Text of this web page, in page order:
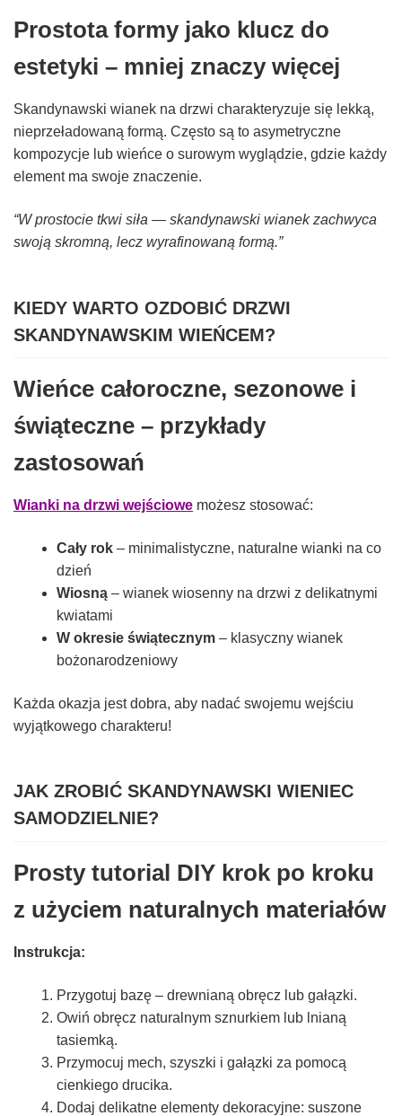
Prostota formy jako klucz do
estetyki – mniej znaczy więcej
Skandynawski wianek na drzwi charakteryzuje się lekką,
nieprzeładowaną formą. Często są to asymetryczne
kompozycje lub wieńce o surowym wyglądzie, gdzie każdy
element ma swoje znaczenie.
“W prostocie tkwi siła — skandynawski wianek zachwyca
swoją skromną, lecz wyrafinowaną formą.”
KIEDY WARTO OZDOBIĆ DRZWI
SKANDYNAWSKIM WIEŃCEM?
Wieńce całoroczne, sezonowe i
świąteczne – przykłady
zastosowań
Wianki na drzwi wejściowe możesz stosować:
Cały rok – minimalistyczne, naturalne wianki na co
dzień
Wiosną – wianek wiosenny na drzwi z delikatnymi
kwiatami
W okresie świątecznym – klasyczny wianek
bożonarodzeniowy
Każda okazja jest dobra, aby nadać swojemu wejściu
wyjątkowego charakteru!
JAK ZROBIĆ SKANDYNAWSKI WIENIEC
SAMODZIELNIE?
Prosty tutorial DIY krok po kroku
z użyciem naturalnych materiałów
Instrukcja:
Przygotuj bazę – drewnianą obręcz lub gałązki.
Owiń obręcz naturalnym sznurkiem lub lnianą
tasiemką.
Przymocuj mech, szyszki i gałązki za pomocą
cienkiego drucika.
Dodaj delikatne elementy dekoracyjne: suszone